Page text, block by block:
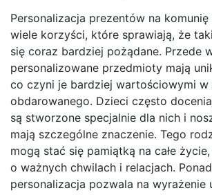
Personalizacja prezentów na komunię
wiele korzyści, które sprawiają, że
się coraz bardziej pożądane. Przede
personalizowane przedmioty mają
co czyni je bardziej wartościowymi w
obdarowanego. Dzieci często
są stworzone specjalnie dla nich i
mają szczególne znaczenie. Tego
mogą stać się pamiątką na całe
o ważnych chwilach i relacjach.
personalizacja pozwala na wyrażenie